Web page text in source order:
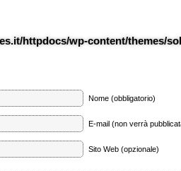
httpdocs/wp-content/themes/
Nome (obbligatorio)
E-mail (non verrà
Sito Web (opzionale)